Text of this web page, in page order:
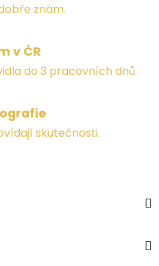
znám.
v ČR
do 3 pracovních dnů.
skutečnosti.